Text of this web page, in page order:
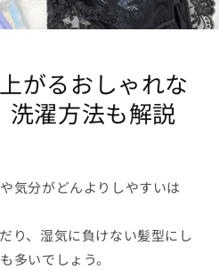
がるおしゃれな
洗濯方法も解説
気分がどんよりしやすいは
り、湿気に負けない髪型にし
多いでしょう。